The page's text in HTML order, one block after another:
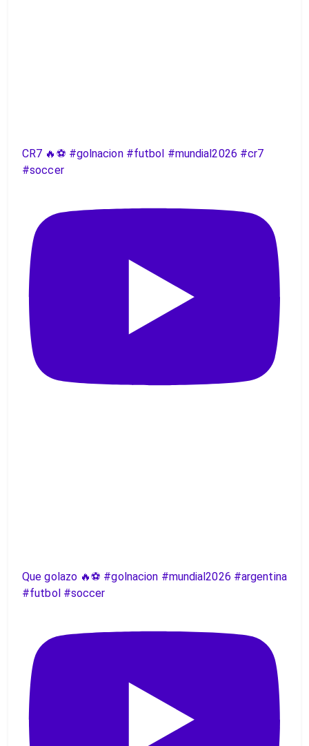
CR7 🔥⚽️ #golnacion #futbol #mundial2026 #cr7
#soccer
Que golazo 🔥⚽️ #golnacion #mundial2026 #argentina
#futbol #soccer